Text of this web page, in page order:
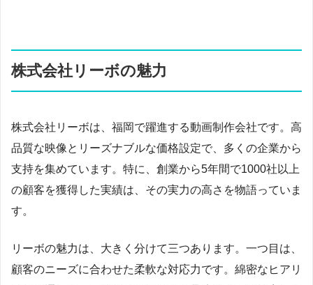
株式会社リーボの魅力
株式会社リーボは、福岡で躍進する動画制作会社です。高
品質な映像とリーズナブルな価格設定で、多くの企業から
支持を集めています。特に、創業から5年間で1000社以上
の顧客を獲得した実績は、その実力の高さを物語っていま
す。
リーボの魅力は、大きく分けて三つあります。一つ目は、
顧客のニーズに合わせた柔軟な対応力です。綿密なヒアリ